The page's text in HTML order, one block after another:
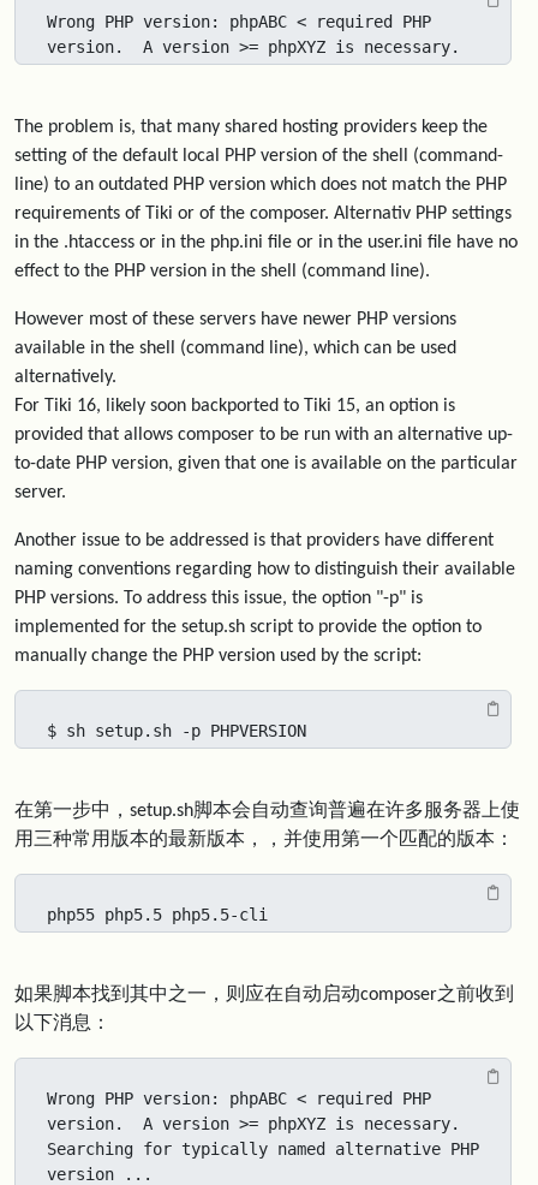
Wrong PHP version: phpABC < required PHP
version.  A version >= phpXYZ is necessary.
The problem is, that many shared hosting providers keep the
setting of the default local PHP version of the shell (command-
line) to an outdated PHP version which does not match the PHP
requirements of Tiki or of the composer. Alternativ PHP settings
in the .htaccess or in the php.ini file or in the user.ini file have no
effect to the PHP version in the shell (command line).
However most of these servers have newer PHP versions
available in the shell (command line), which can be used
alternatively.
For Tiki 16, likely soon backported to Tiki 15, an option is
provided that allows composer to be run with an alternative up-
to-date PHP version, given that one is available on the particular
server.
Another issue to be addressed is that providers have different
naming conventions regarding how to distinguish their available
PHP versions. To address this issue, the option "-p" is
implemented for the setup.sh script to provide the option to
manually change the PHP version used by the script:
$ sh setup.sh -p PHPVERSION
在第一步中，setup.sh脚本会自动查询普遍在许多服务器上使
用三种常用版本的最新版本，，并使用第一个匹配的版本：
php55 php5.5 php5.5-cli
如果脚本找到其中之一，则应在自动启动composer之前收到
以下消息：
Wrong PHP version: phpABC < required PHP
version.  A version >= phpXYZ is necessary.
Searching for typically named alternative PHP
version ...